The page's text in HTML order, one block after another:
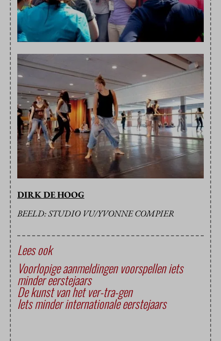
DIRK DE HOOG
BEELD: STUDIO VU/YVONNE COMPIER
Lees ook
Voorlopige aanmeldingen voorspellen iets
minder eerstejaars
De kunst van het ver-tra-gen
Iets minder internationale eerstejaars